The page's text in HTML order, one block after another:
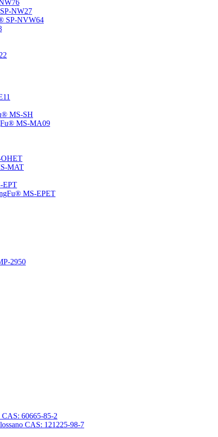
NW27
SP-NVW64
MS-SH
MS-MA09
OHET
MAT
EPT
MS-EPET
2950
CAS: 60665-85-2
CAS: 121225-98-7